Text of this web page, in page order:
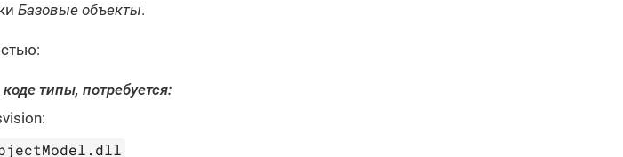
Базовые объекты.
типы, потребуется: